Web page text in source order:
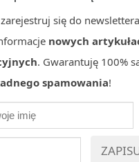
się do
nowych
. Gwarantuję 100%
spamowania!